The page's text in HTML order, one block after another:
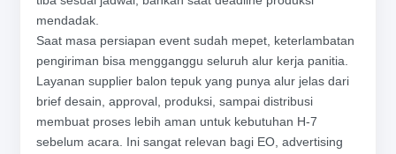
mendadak.
Saat masa persiapan event sudah mepet, keterlambatan
pengiriman bisa mengganggu seluruh alur kerja panitia.
Layanan supplier balon tepuk yang punya alur jelas dari
brief desain, approval, produksi, sampai distribusi
membuat proses lebih aman untuk kebutuhan H-7
sebelum acara. Ini sangat relevan bagi EO, advertising